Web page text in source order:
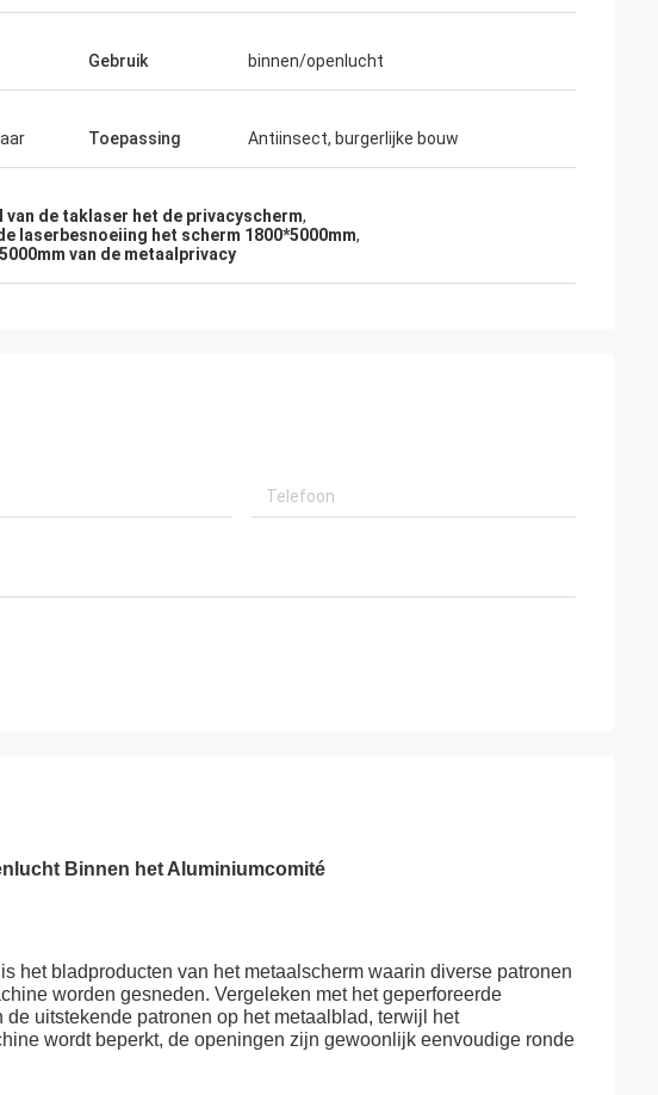
Gebruik binnen/openlucht
Toepassing Antiinsect, burgerlijke bouw
de taklaser het de privacyscherm,
laserbesnoeiing het scherm 1800*5000mm,
van de metaalprivacy
Binnen het Aluminiumcomité
het bladproducten van het metaalscherm waarin diverse patronen
worden gesneden. Vergeleken met het geperforeerde
uitstekende patronen op het metaalblad, terwijl het
wordt beperkt, de openingen zijn gewoonlijk eenvoudige ronde